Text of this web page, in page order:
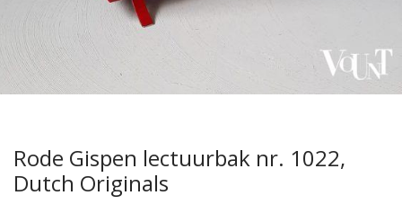
Rode Gispen lectuurbak nr. 1022,
Dutch Originals